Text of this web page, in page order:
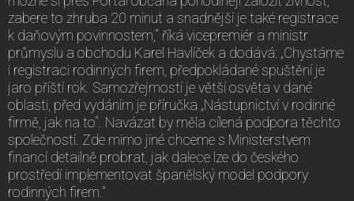
zabere to zhruba 20 minut a snadnější je také registrace
k daňovým povinnostem,“ říká vicepremiér a ministr
průmyslu a obchodu Karel Havlíček a dodává: „Chystáme
i registraci rodinných firem, předpokládané spuštění je
jaro příští rok. Samozřejmostí je větší osvěta v dané
oblasti, před vydáním je příručka „Nástupnictví v rodinné
firmě, jak na to“. Navázat by měla cílená podpora těchto
společností. Zde mimo jiné chceme s Ministerstvem
financí detailně probrat, jak dalece lze do českého
prostředí implementovat španělský model podpory
rodinných firem."